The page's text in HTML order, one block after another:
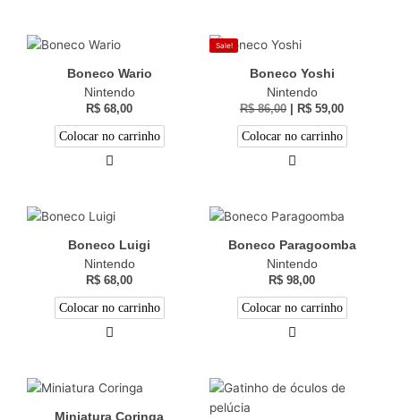
Boneco Wario
Nintendo
R$ 68,00
Colocar no carrinho
Sale!
Boneco Yoshi
Nintendo
R$86,00 R$ 59,00
Colocar no carrinho
Boneco Luigi
Nintendo
R$ 68,00
Colocar no carrinho
Boneco Paragoomba
Nintendo
R$ 98,00
Colocar no carrinho
Miniatura Coringa